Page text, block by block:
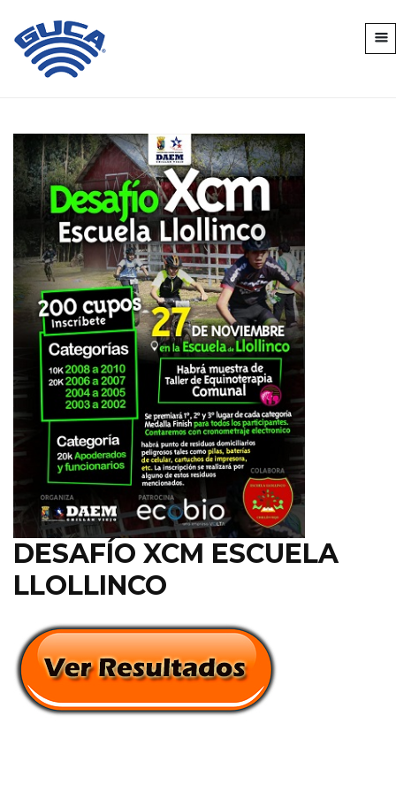
DESAFÍO XCM ESCUELA
LLOLLINCO